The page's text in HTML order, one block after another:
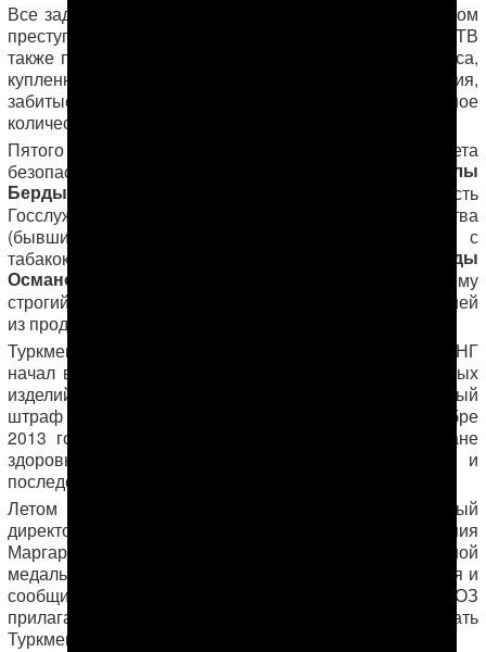
Все задержанные на камеру рассказали о совершенном
преступлении и раскаялись в содеянном. Туркменское ТВ
также показало несколько автомобилей премиум класса,
купленных преступниками, складские помещения,
забитые контрабандным табаком, а также большое
количество денег в местной и американской валюте.
Пятого января на заседании государственного совета
безопасности Туркменистана президент
Гурбангулы
Бердымухамедов
деятельность
Госслужбы по защите безопасности здорового общества
(бывший Госнаркоконтроль) в сфере борьбы с
табакокурением, разжаловал главу службы
Атадурды
Османова
с полковника до подполковника и объявил ему
строгий выговор. После этого в течение нескольких дней
из продажи исчезли сигареты.
Туркменистан одним из первых на пространстве СНГ
начал вести жесткую борьбу с употреблением табачных
изделий, введя еще в 2000 году высокий денежный
штраф за курение в общественных местах. В декабре
2013 года в стране вступил в силу закон «Об охране
здоровья граждан от воздействия табачного дыма и
последствий потребления табачных изделий».
Летом 2014 года прибывшая в Ашхабад генеральный
директор Всемирной организации здравоохранения
Маргарет Чен наградила Бердымухамедова памятной
медалью за вклад в глобальную борьбу против курения и
сообщила, что правительство страны вместе с ВОЗ
прилагают усилия к тому, чтобы к 2025 году сделать
Туркменистана свободной от табака страной.